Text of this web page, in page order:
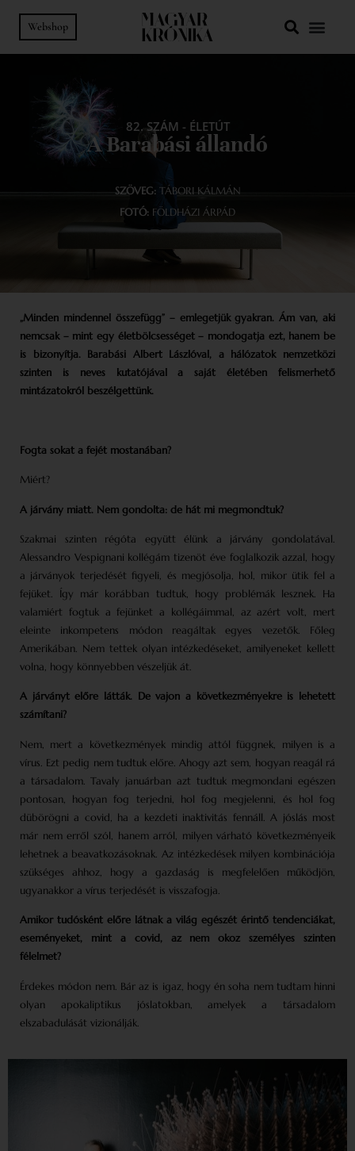
Webshop
82. SZÁM - ÉLETÚT
A Barabási állandó
SZÖVEG:TÁBORI KÁLMÁN
FOTÓ: FÖLDHÁZI ÁRPÁD
„Minden mindennel összefügg” – emlegetjük gyakran. Ám van, aki
nemcsak – mint egy életbölcsességet – mondogatja ezt, hanem be
is bizonyítja. Barabási Albert Lászlóval, a hálózatok nemzetközi
szinten is neves kutatójával a saját életében felismerhető
mintázatokról beszélgettünk.
Fogta sokat a fejét mostanában?
Miért?
A járvány miatt. Nem gondolta: de hát mi megmondtuk?
Szakmai szinten régóta együtt élünk a járvány gondolatával.
Alessandro Vespignani kollégám tizenöt éve foglalkozik azzal, hogy
a járványok terjedését figyeli, és megjósolja, hol, mikor ütik fel a
fejüket. Így már korábban tudtuk, hogy problémák lesznek. Ha
valamiért fogtuk a fejünket a kollégáimmal, az azért volt, mert
eleinte inkompetens módon reagáltak egyes vezetők. Főleg
Amerikában. Nem tettek olyan intézkedéseket, amilyeneket kellett
volna, hogy könnyebben vészeljük át.
A járványt előre látták. De vajon a következményekre is lehetett
számítani?
Nem, mert a következmények mindig attól függnek, milyen is a
vírus. Ezt pedig nem tudtuk előre. Ahogy azt sem, hogyan reagál rá
a társadalom. Tavaly januárban azt tudtuk megmondani egészen
pontosan, hogyan fog terjedni, hol fog megjelenni, és hol fog
dübörögni a covid, ha a kezdeti inaktivitás fennáll. A jóslás most
már nem erről szól, hanem arról, milyen várható következményeik
lehetnek a beavatkozásoknak. Az intézkedések milyen kombinációja
szükséges ahhoz, hogy a gazdaság is megfelelően működjön,
ugyanakkor a vírus terjedését is visszafogja.
Amikor tudósként előre látnak a világ egészét érintő tendenciá­kat,
eseményeket, mint a covid, az nem okoz személyes szinten
félelmet?
Érdekes módon nem. Bár az is igaz, hogy én soha nem tudtam hinni
olyan apokaliptikus jóslatokban, amelyek a társadalom
elszabadulását vizionálják.